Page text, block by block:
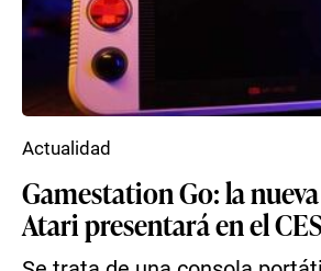
Gamestation Go: la
Atari presentará en el
Actualidad